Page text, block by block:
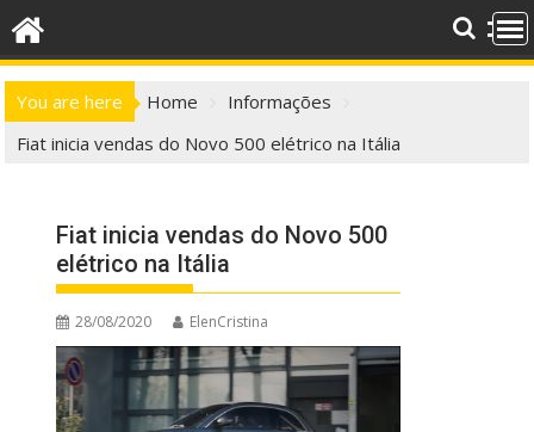
You are here Home
Informações
Fiat inicia vendas do Novo 500 elétrico na Itália
Fiat inicia vendas do Novo 500
elétrico na Itália
28/08/2020 ElenCristina